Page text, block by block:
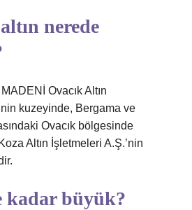
nerede
Ovacık Altın
kuzeyinde, Bergama ve
Ovacık bölgesinde
Altın İşletmeleri A.Ş.’nin
kadar büyük?